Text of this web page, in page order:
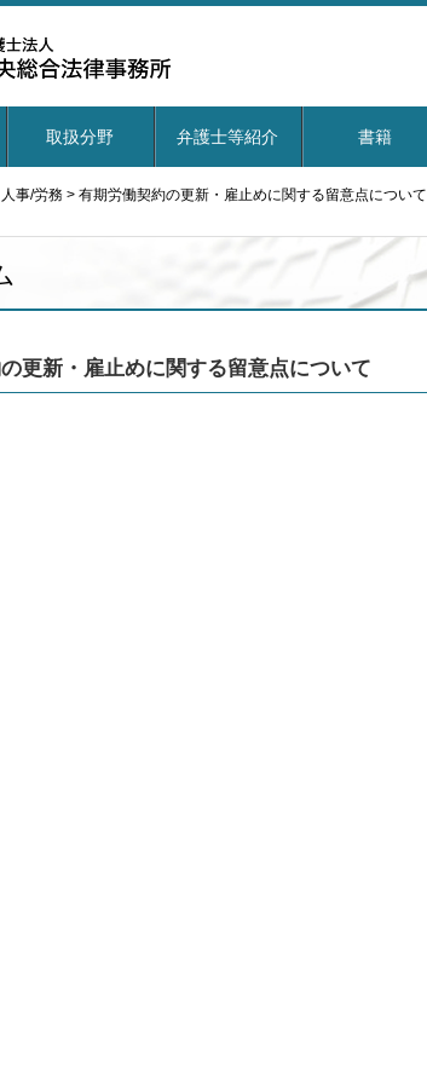
取扱分野 弁護士等紹介 書籍
人事/労務 > 有期労働契約の更新・雇止めに関する留意点について
更新・雇止めに関する留意点について